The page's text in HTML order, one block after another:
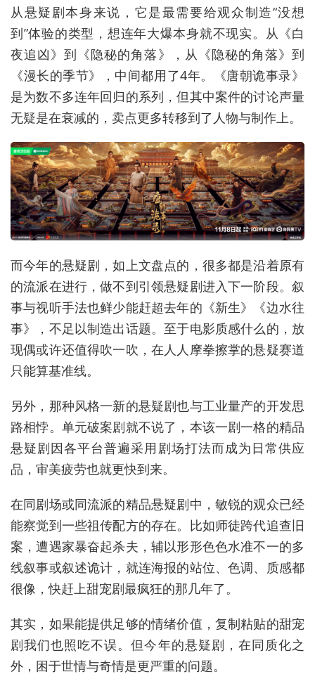
从悬疑剧本身来说，它是最需要给观众制造“没想
到”体验的类型，想连年大爆本身就不现实。从《白
夜追凶》到《隐秘的角落》，从《隐秘的角落》到
《漫长的季节》，中间都用了4年。《唐朝诡事录》
是为数不多连年回归的系列，但其中案件的讨论声量
无疑是在衰减的，卖点更多转移到了人物与制作上。
而今年的悬疑剧，如上文盘点的，很多都是沿着原有
的流派在进行，做不到引领悬疑剧进入下一阶段。叙
事与视听手法也鲜少能赶超去年的《新生》《边水往
事》，不足以制造出话题。至于电影质感什么的，放
现偶或许还值得吹一吹，在人人摩拳擦掌的悬疑赛道
只能算基准线。
另外，那种风格一新的悬疑剧也与工业量产的开发思
路相悖。单元破案剧就不说了，本该一剧一格的精品
悬疑剧因各平台普遍采用剧场打法而成为日常供应
品，审美疲劳也就更快到来。
在同剧场或同流派的精品悬疑剧中，敏锐的观众已经
能察觉到一些祖传配方的存在。比如师徒跨代追查旧
案，遭遇家暴奋起杀夫，辅以形形色色水准不一的多
线叙事或叙述诡计，就连海报的站位、色调、质感都
很像，快赶上甜宠剧最疯狂的那几年了。
其实，如果能提供足够的情绪价值，复制粘贴的甜宠
剧我们也照吃不误。但今年的悬疑剧，在同质化之
外，困于世情与奇情是更严重的问题。